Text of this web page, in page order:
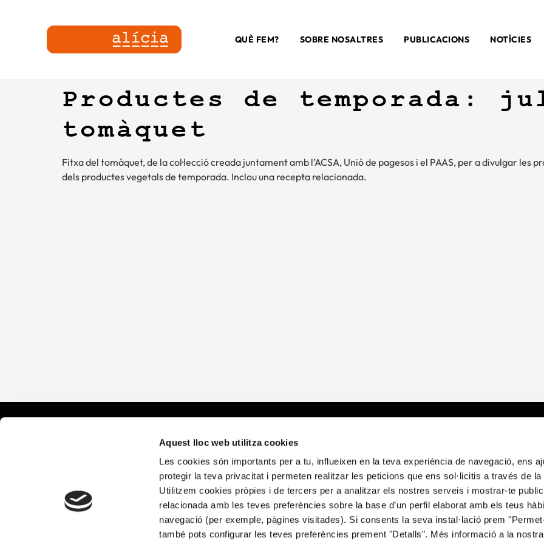
Aquest lloc web utilitza cookies
Les cookies són importants per a tu, influeixen en la teva experiència de navegació, ens
protegir la teva privacitat i permeten realitzar les peticions que ens sol·licitis a través de la
Utilitzem cookies pròpies i de tercers per a analitzar els nostres serveis i mostrar-te
relacionada amb les teves preferències sobre la base d’un perfil elaborat amb els teus
navegació (per exemple, pàgines visitades). Si consents la seva instal·lació prem
també pots configurar les teves preferències prement "Detalls". Més informació a la nostra
QUÈ FEM? SOBRE NOSALTRES PUBLICACIONS NOTÍCIES
Productes de temporada:
tomàquet
Fitxa del tomàquet, de la col·lecció creada juntament amb l’ACSA, Unió de pagesos i el PAAS, per a divulgar les
dels productes vegetals de temporada. Inclou una recepta relacionada.
Què fem?
Alícia Salut
Alícia Territori
Qui som
Publicacions
Notícies
Contacte